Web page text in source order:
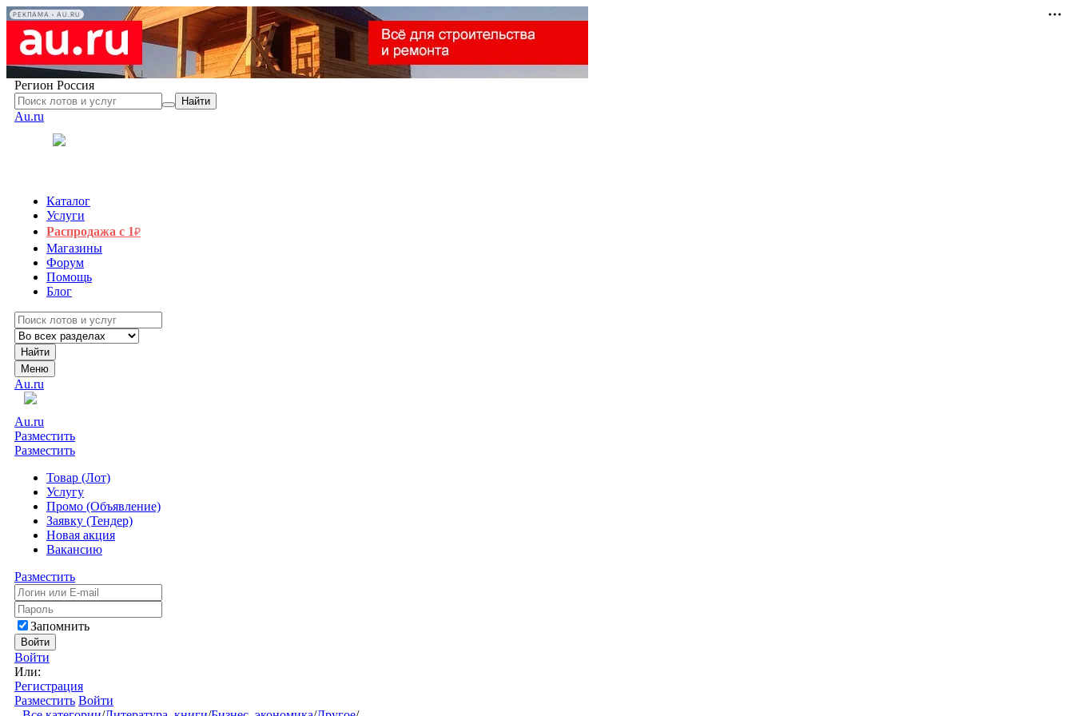
РЕКЛАМА • AU.RU
Регион Россия
Найти
Au.ru
Каталог
Услуги
Распродажа с 1₽
Магазины
Форум
Помощь
Блог
Найти
Меню
Au.ru
Au.ru
Разместить
Разместить
Товар (Лот)
Услугу
Промо (Объявление)
Заявку (Тендер)
Новая акция
Вакансию
Разместить
Запомнить
Войти
Войти
Или:
Регистрация
Разместить Войти